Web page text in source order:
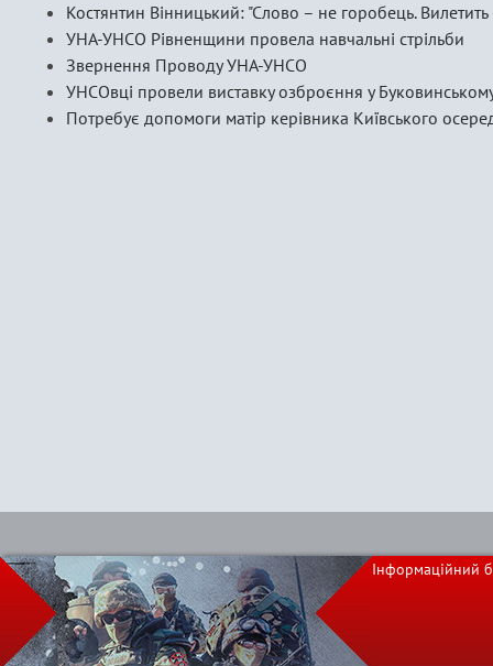
Костянтин Вінницький: "Слово – не горобець. Вилетить
УНА-УНСО Рівненщини провела навчальні стрільби
Звернення Проводу УНА-УНСО
УНСОвці провели виставку озброєння у Буковинському
Потребує допомоги матір керівника Київського
Інформаційний